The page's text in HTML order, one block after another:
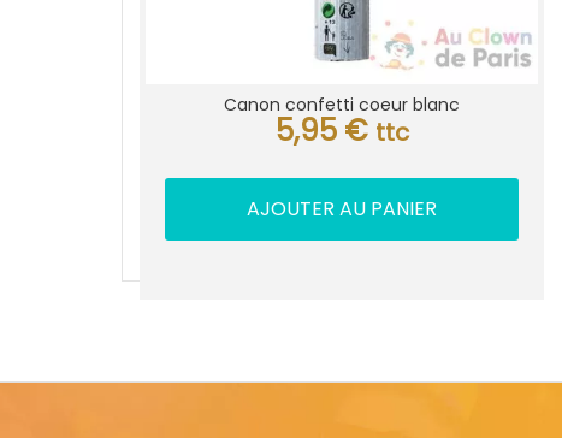
Canon confetti coeur blanc
5,95 € ttc
AJOUTER AU PANIER